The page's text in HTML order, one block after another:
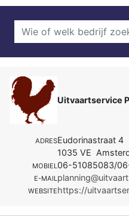
Uitvaartservice
ADRESEudorinastraat 4
1035 VE
MOBIEL06-51085083/
E-MAIL
WEBSITEhttps://